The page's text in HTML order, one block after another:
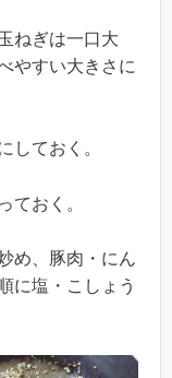
ねぎは一口大
やすい大きさに
しておく。
ておく。
め、豚肉・にん
に塩・こしょう